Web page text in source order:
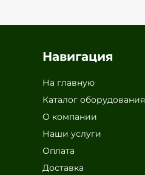
Навигация
На главную
Каталог оборудования
О компании
Наши услуги
Оплата
Доставка